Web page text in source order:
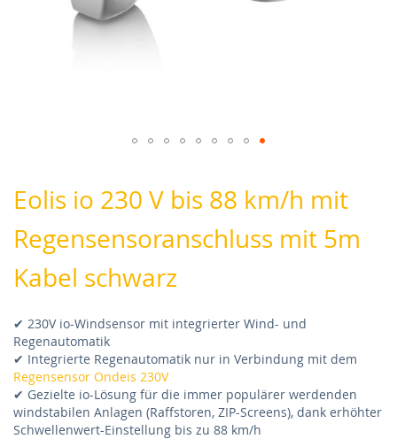
the
beginning
of
the
images
gallery
Eolis io 230 V bis 88 km/h mit
Regensensoranschluss mit 5m
Kabel schwarz
✔ 230V io-Windsensor mit integrierter Wind- und
Regenautomatik
✔ Integrierte Regenautomatik nur in Verbindung mit dem
Regensensor Ondeis 230V
✔ Gezielte io-Lösung für die immer populärer werdenden
windstabilen Anlagen (Raffstoren, ZIP-Screens), dank erhöhter
Schwellenwert-Einstellung bis zu 88 km/h